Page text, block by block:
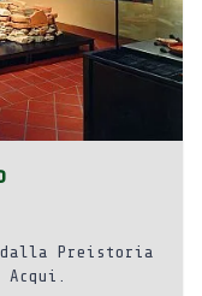
dalla Preistoria
Acqui.